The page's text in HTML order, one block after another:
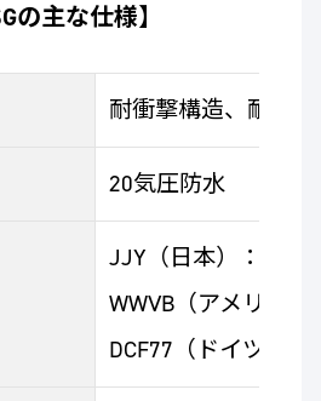
の主な仕様】
耐衝撃構造、耐磁
20気圧防水
JJY（日本）：40
WWVB（アメリカ
DCF77（ドイツ）：